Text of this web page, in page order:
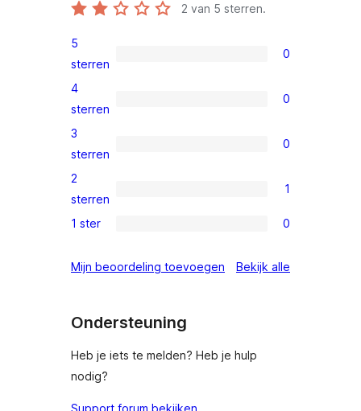
2 van 5 sterren.
0
5
sterren
5
sterren
0
0
4
sterren
4
sterren
0
0
3
sterren
3
sterren
0
1
2
beoordeling
2
sterren
1
0
sterren
1 ster 0
Mijn beoordeling toevoegen Bekijk alle
Ondersteuning
Heb je iets te melden? Heb je hulp
nodig?